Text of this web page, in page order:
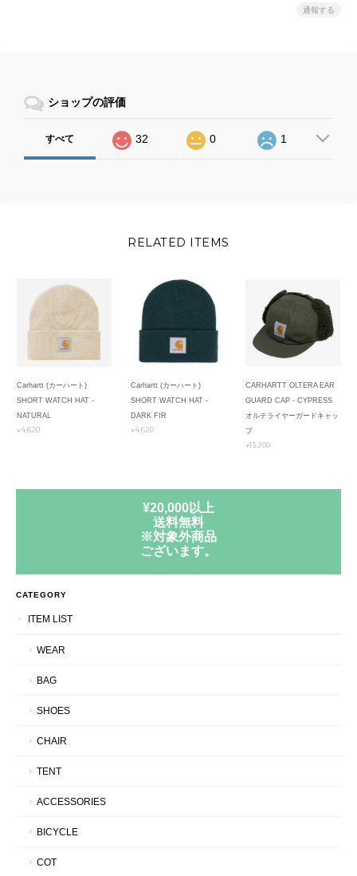
通報する
ショップの評価
すべて 32 0 1
RELATED ITEMS
Carhartt (カーハート)
SHORT WATCH HAT -
NATURAL
¥4,620
Carhartt (カーハート)
SHORT WATCH HAT -
DARK FIR
¥4,620
CARHARTT OLTERA EAR
GUARD CAP - CYPRESS
オルテライヤーガードキャッ
プ
¥13,200
¥20,000以上
送料無料
※対象外商品
ございます。
CATEGORY
ITEM LIST
WEAR
BAG
SHOES
CHAIR
TENT
ACCESSORIES
BICYCLE
COT